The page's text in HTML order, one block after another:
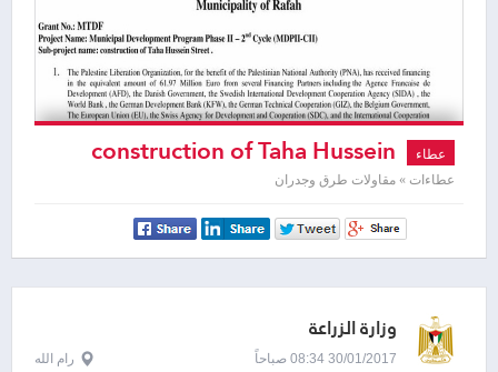
عطاء construction of Taha Hussein
street
عطاءات » مقاولات طرق وجدران
وزارة الزراعة
30/01/2017 08:34 صباحاً رام الله